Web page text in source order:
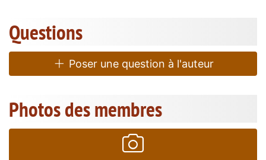
Questions
Poser une question à l'auteur
Photos des membres